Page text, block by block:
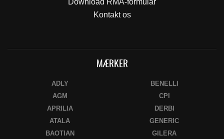
Download RMA-formular
Kontakt os
MÆRKER
ADLY
AGM
APRILIA
ATALA
BAOTIAN
BENELLI
CPI
DERBI
GENERIC
GILERA